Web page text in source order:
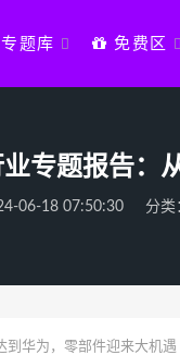
专题库 免费区
业专题报告：
06-18 07:50:30 分类
到华为，零部件迎来大机遇